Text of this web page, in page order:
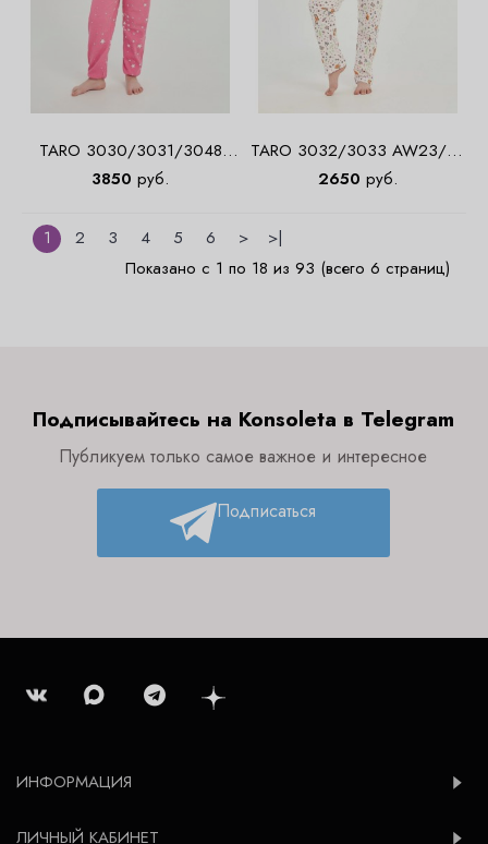
TARO 3030/3031/3048
AW23/24 ERYKA Пижама
3850 руб.
TARO 3032/3033 AW23/24
NELL Пижама для девочек
2650 руб.
1 2 3 4 5 6 >
>|
Показано с 1 по 18 из 93 (всего 6 страниц)
Подписывайтесь на Konsoleta в Telegram
Публикуем только самое важное и интересное
Подписаться
ИНФОРМАЦИЯ
ЛИЧНЫЙ КАБИНЕТ